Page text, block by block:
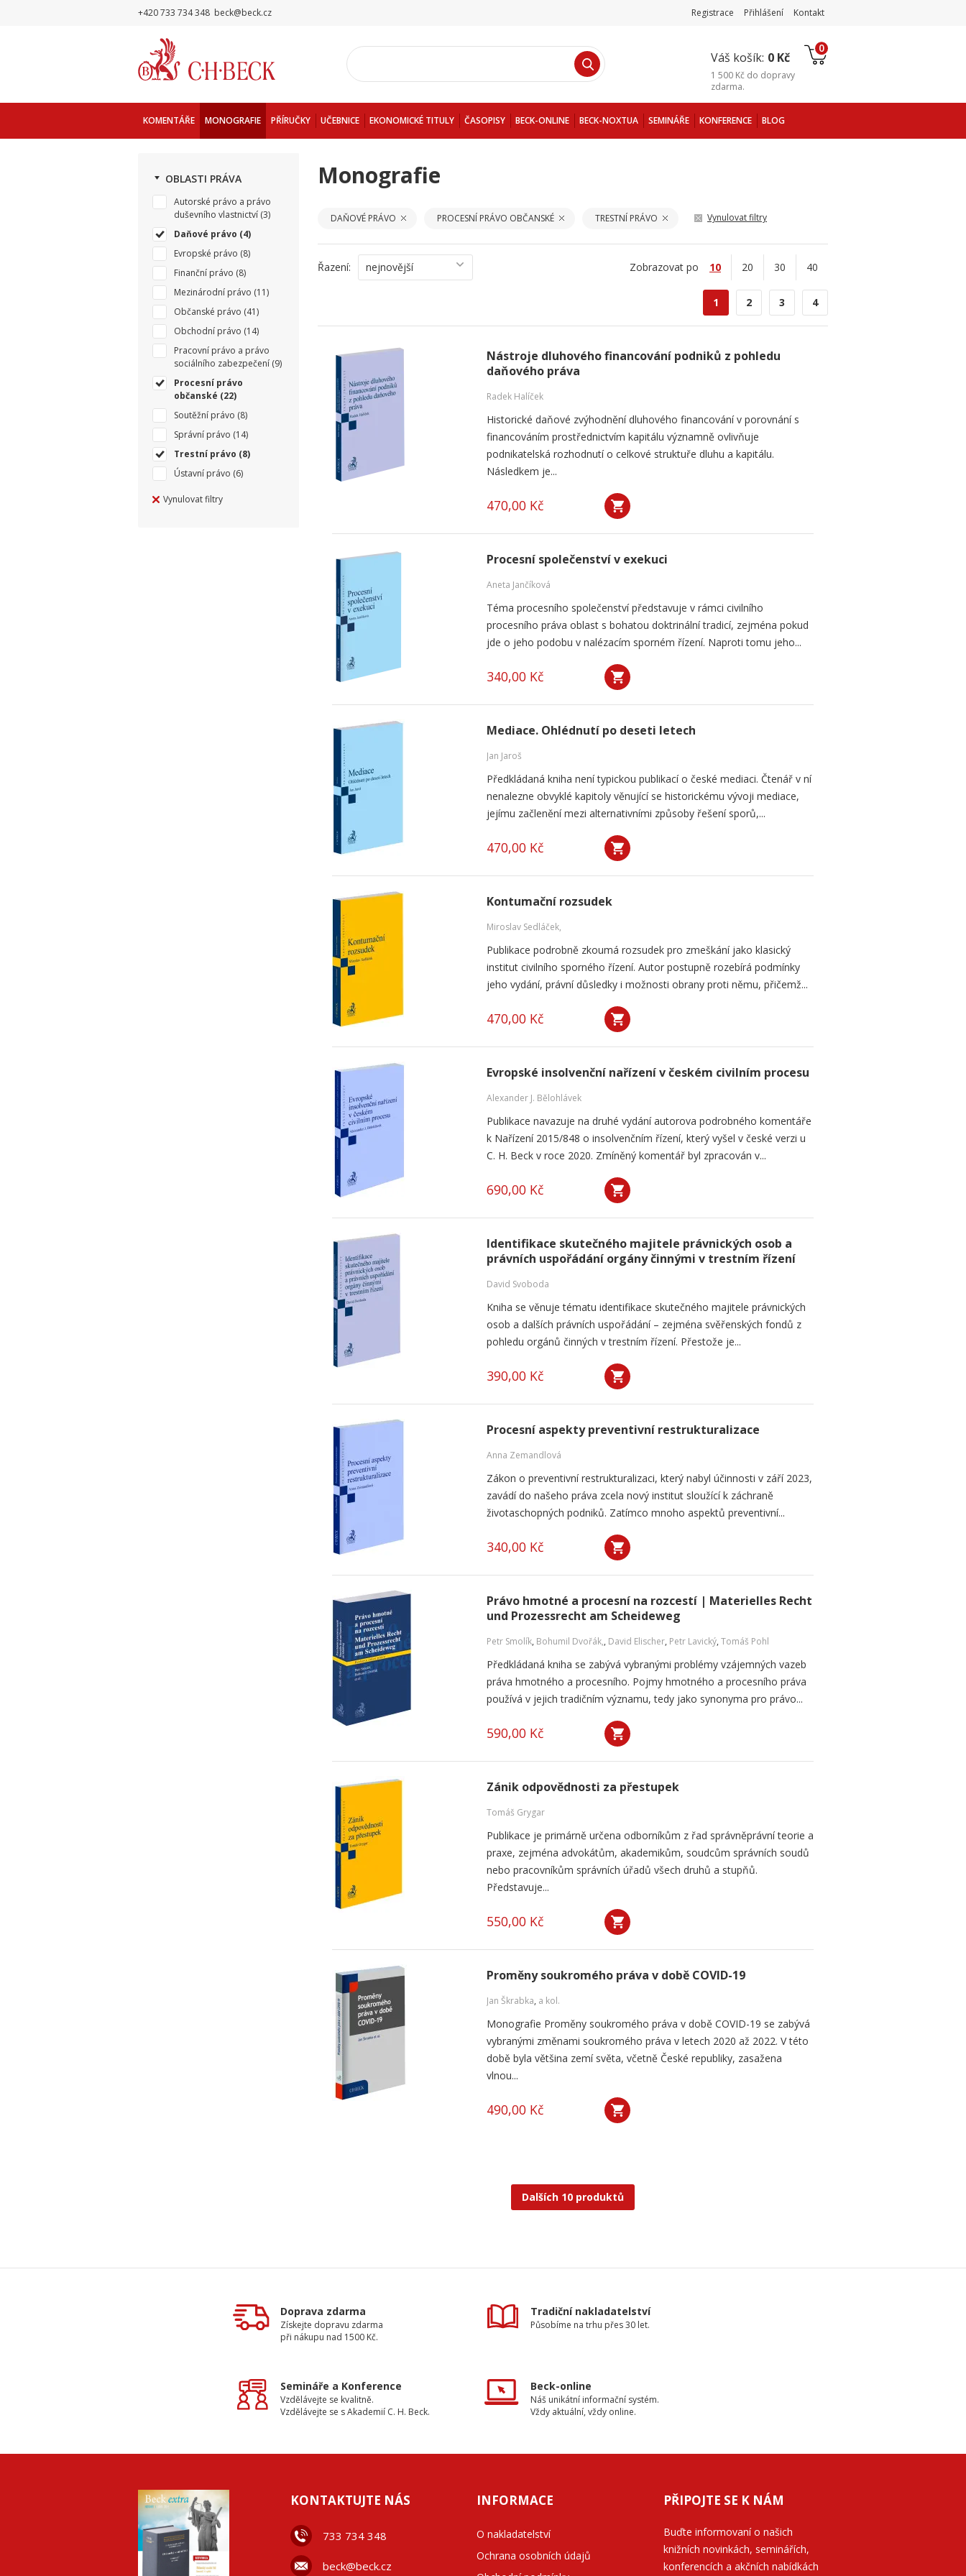
+420 733 734 348 beck@beck.cz Registrace Přihlášení Kontakt
Váš košík: 0 Kč
0
1 500 Kč do dopravy
zdarma.
KOMENTÁŘE MONOGRAFIE PŘÍRUČKY UČEBNICE EKONOMICKÉ TITULY ČASOPISY BECK-ONLINE BECK-NOXTUA SEMINÁŘE KONFERENCE BLOG
OBLASTI PRÁVA
Autorské právo a právo
duševního vlastnictví (3)
Daňové právo (4)
Evropské právo (8)
Finanční právo (8)
Mezinárodní právo (11)
Občanské právo (41)
Obchodní právo (14)
Pracovní právo a právo
sociálního zabezpečení (9)
Procesní právo
občanské (22)
Soutěžní právo (8)
Správní právo (14)
Trestní právo (8)
Ústavní právo (6)
Vynulovat filtry
Monografie
DAŇOVÉ PRÁVO PROCESNÍ PRÁVO OBČANSKÉ TRESTNÍ PRÁVO Vynulovat filtry
Řazení: nejnovější Zobrazovat po 10 20 30 40
1 2 3 4
Nástroje dluhového financování podniků z pohledu
daňového práva
Radek Halíček
Historické daňové zvýhodnění dluhového financování v porovnání s
financováním prostřednictvím kapitálu významně ovlivňuje
podnikatelská rozhodnutí o celkové struktuře dluhu a kapitálu.
Následkem je...
470,00 Kč
Procesní společenství v exekuci
Aneta Jančíková
Téma procesního společenství představuje v rámci civilního
procesního práva oblast s bohatou doktrinální tradicí, zejména pokud
jde o jeho podobu v nalézacím sporném řízení. Naproti tomu jeho...
340,00 Kč
Mediace. Ohlédnutí po deseti letech
Jan Jaroš
Předkládaná kniha není typickou publikací o české mediaci. Čtenář v ní
nenalezne obvyklé kapitoly věnující se historickému vývoji mediace,
jejímu začlenění mezi alternativními způsoby řešení sporů,...
470,00 Kč
Kontumační rozsudek
Miroslav Sedláček,
Publikace podrobně zkoumá rozsudek pro zmeškání jako klasický
institut civilního sporného řízení. Autor postupně rozebírá podmínky
jeho vydání, právní důsledky i možnosti obrany proti němu, přičemž...
470,00 Kč
Evropské insolvenční nařízení v českém civilním procesu
Alexander J. Bělohlávek
Publikace navazuje na druhé vydání autorova podrobného komentáře
k Nařízení 2015/848 o insolvenčním řízení, který vyšel v české verzi u
C. H. Beck v roce 2020. Zmíněný komentář byl zpracován v...
690,00 Kč
Identifikace skutečného majitele právnických osob a
právních uspořádání orgány činnými v trestním řízení
David Svoboda
Kniha se věnuje tématu identifikace skutečného majitele právnických
osob a dalších právních uspořádání – zejména svěřenských fondů z
pohledu orgánů činných v trestním řízení. Přestože je...
390,00 Kč
Procesní aspekty preventivní restrukturalizace
Anna Zemandlová
Zákon o preventivní restrukturalizaci, který nabyl účinnosti v září 2023,
zavádí do našeho práva zcela nový institut sloužící k záchraně
životaschopných podniků. Zatímco mnoho aspektů preventivní...
340,00 Kč
Právo hmotné a procesní na rozcestí | Materielles Recht
und Prozessrecht am Scheideweg
Petr Smolík, Bohumil Dvořák,, David Elischer, Petr Lavický, Tomáš Pohl
Předkládaná kniha se zabývá vybranými problémy vzájemných vazeb
práva hmotného a procesního. Pojmy hmotného a procesního práva
používá v jejich tradičním významu, tedy jako synonyma pro právo...
590,00 Kč
Zánik odpovědnosti za přestupek
Tomáš Grygar
Publikace je primárně určena odborníkům z řad správněprávní teorie a
praxe, zejména advokátům, akademikům, soudcům správních soudů
nebo pracovníkům správních úřadů všech druhů a stupňů.
Představuje...
550,00 Kč
Proměny soukromého práva v době COVID-19
Jan Škrabka, a kol.
Monografie Proměny soukromého práva v době COVID-19 se zabývá
vybranými změnami soukromého práva v letech 2020 až 2022. V této
době byla většina zemí světa, včetně České republiky, zasažena
vlnou...
490,00 Kč
Dalších 10 produktů
Doprava zdarma
Získejte dopravu zdarma
při nákupu nad 1500 Kč.
Tradiční nakladatelství
Působíme na trhu přes 30 let.
Semináře a Konference
Vzdělávejte se kvalitně.
Vzdělávejte se s Akademií C. H. Beck.
Beck-online
Náš unikátní informační systém.
Vždy aktuální, vždy online.
KONTAKTUJTE NÁS
733 734 348
beck@beck.cz
INFORMACE
O nakladatelství
Ochrana osobních údajů
PŘIPOJTE SE K NÁM
Buďte informovaní o našich
knižních novinkách, seminářích,
konferencích a akčních nabídkách